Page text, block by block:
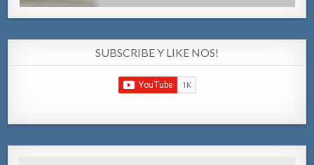
SUBSCRIBE Y LIKE NOS!